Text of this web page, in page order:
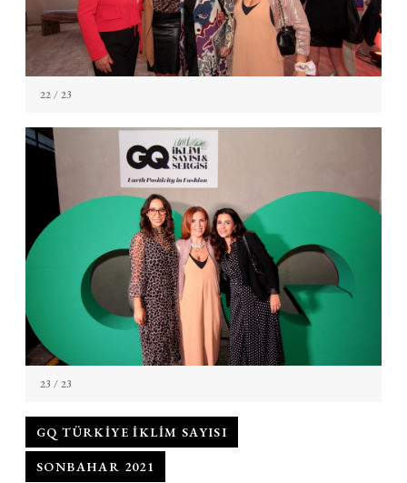
22/ 23
23 / 23
GQ TÜRKIYE İKLIM SAYISI
SONBAHAR 2021